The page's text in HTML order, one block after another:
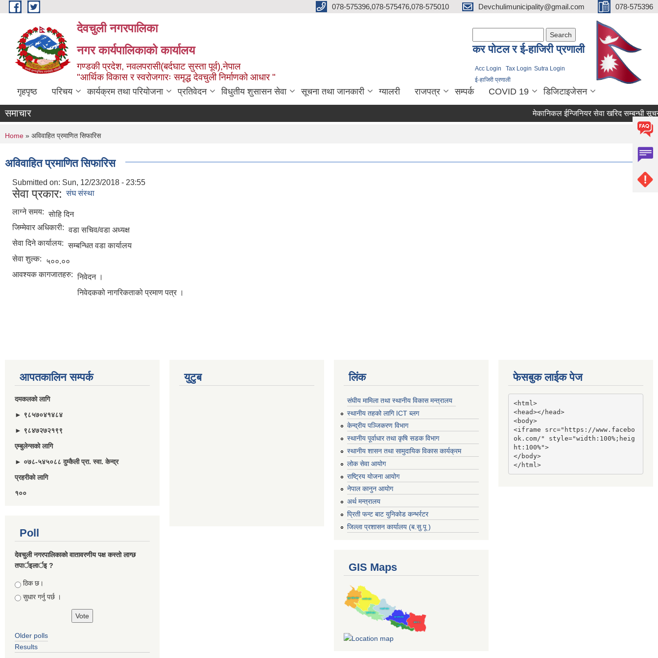
Skip to main content 078-575396,078-575476,078-575010 Devchulimunicipality@gmail.com 078-575396
देवचुली नगरपालिका
नगर कार्यपालिकाको कार्यालय
गण्डकी प्रदेश, नवलपरासी(बर्दघाट सुस्ता पूर्व),नेपाल
"आर्थिक विकास र स्वरोजगारः समृद्ध देवचुली निर्माणको आधार "
कर पाेटल र ई-हाजिरी प्रणाली
Acc Login Tax Login Sutra Login
ई-हाजिरी प्रणाली
गृहपृष्ठ परिचय कार्यक्रम तथा परियोजना प्रतिवेदन विधुतीय शुसासन सेवा सूचना तथा जानकारी ग्यालरी राजपत्र सम्पर्क COVID 19 डिजिटाइजेसन
समाचार मेकानिकल ईन्जिनियर सेवा खरिद सम्बन्धी
You are here
Home » अविवाहित प्रमाणित सिफारिस
अविवाहित प्रमाणित सिफारिस
Submitted on: Sun, 12/23/2018 - 23:55
सेवा प्रकार: संघ संस्था
लाग्ने समय: साेहि दिन
जिम्मेवार अधिकारी: वडा सचिव/वडा अध्यक्ष
सेवा दिने कार्यालय: सम्बन्धित वडा कार्यालय
सेवा शुल्क:
५००.००
आवश्यक कागजातहरु: निवेदन ।
निवेदकको नागरिकताको प्रमाण पत्र ।
आपतकालिन सम्पर्क
दमकलकाे लागि
► ९८५७०४१४८४
► ९८४७२७२१९९
एम्बुलेन्सकाे लागि
► ०७८-५४५०८८ दुम्कैली प्रा. स्वा. केन्द्र
प्रहरीकाे लागि
१००
Poll
देवचुली नगरपालिकाकाे वातावरणीय पक्ष कस्ताे लाग्छ
तपार्इलार्इ ?
Choices
ठिक छ।
सुधार गर्नु पर्छ ।
Older polls
Results
युटुब लिंक
संघीय मामिला तथा स्थानीय विकास मन्त्रालय
स्थानीय तहको लागि ICT ब्लग
केन्द्रीय पञ्जिकरण विभाग
स्थानीय पूर्वाधार तथा कृषि सडक विभाग
स्थानीय शासन तथा सामुदायिक विकास कार्यक्रम
लोक सेवा आयोग
राष्ट्रिय योजना आयोग
नेपाल कानुन आयोग
अर्थ मन्त्रालय
प्रिती फन्ट बाट युनिकोड कन्भर्रटर
जिल्ला प्रशासन कार्यालय (ब.सु.पू )
GIS Maps
फेसबुक लाईक पेज
<html>
<head></head>
<body>
<iframe src="https://www.facebo
ok.com/" style="width:100%;heig
ht:100%">
</body>
</html>